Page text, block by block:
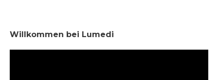
Willkommen bei Lumedi